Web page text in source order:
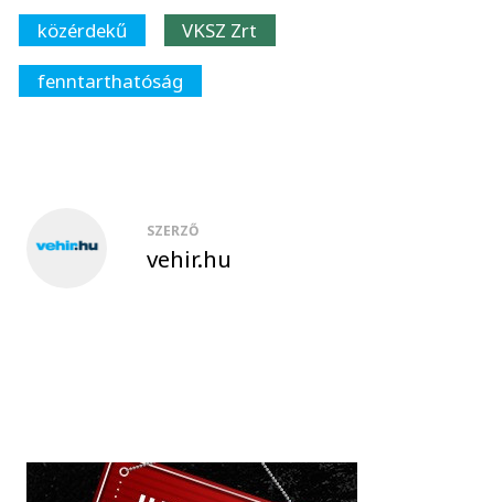
közérdekű
VKSZ Zrt
fenntarthatóság
SZERZŐ
vehir.hu